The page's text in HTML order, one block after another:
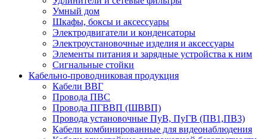
Умный дом
Шкафы, боксы и аксессуары
Электродвигатели и конденсаторы
Электроустановочные изделия и аксессуары
Элементы питания и зарядные устройства к ним
Сигнальные стойки
Кабельно-проводниковая продукция
Кабели ВВГ
Провода ПВС
Провода ПГВВП (ШВВП)
Провода установочные ПуВ, ПуГВ (ПВ1,ПВ3)
Кабели комбинированные для видеонаблюдения